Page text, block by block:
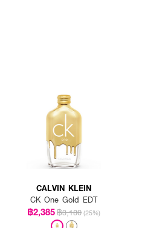
CALVIN KLEIN
CK One Gold EDT
฿2,385฿3,180 (25%)